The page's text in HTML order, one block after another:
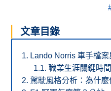
文章目錄
Lando Norris 車手檔
職業生涯關鍵時
駕駛風格分析：為什麼